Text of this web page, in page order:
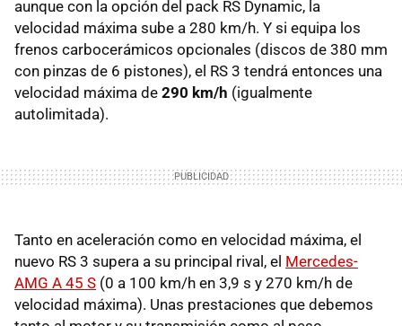
aunque con la opción del pack RS Dynamic, la
velocidad máxima sube a 280 km/h. Y si equipa los
frenos carbocerámicos opcionales (discos de 380 mm
con pinzas de 6 pistones), el RS 3 tendrá entonces una
velocidad máxima de 290 km/h (igualmente
autolimitada).
Tanto en aceleración como en velocidad máxima, el
nuevo RS 3 supera a su principal rival, el Mercedes-
AMG A 45 S (0 a 100 km/h en 3,9 s y 270 km/h de
velocidad máxima). Unas prestaciones que debemos